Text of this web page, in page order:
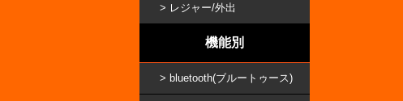
レジャー/外出
機能別
bluetooth(ブルートゥース)